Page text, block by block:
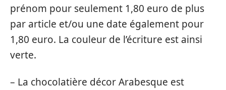
prénom pour seulement 1,80 euro de plus
par article et/ou une date également pour
1,80 euro. La couleur de l’écriture est ainsi
verte.
– La chocolatière décor Arabesque est